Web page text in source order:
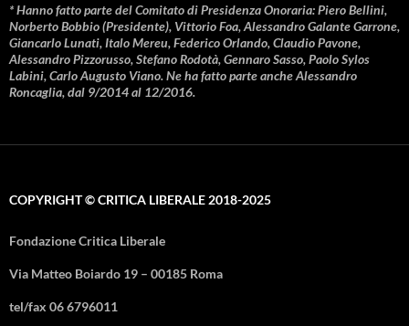
* Hanno fatto parte del Comitato di Presidenza Onoraria: Piero Bellini,
Norberto Bobbio (Presidente), Vittorio Foa, Alessandro Galante Garrone,
Giancarlo Lunati, Italo Mereu, Federico Orlando, Claudio Pavone,
Alessandro Pizzorusso, Stefano Rodotà, Gennaro Sasso, Paolo Sylos
Labini, Carlo Augusto Viano. Ne ha fatto parte anche Alessandro
Roncaglia, dal 9/2014 al 12/2016.
COPYRIGHT © CRITICA LIBERALE 2018-2025
Fondazione Critica Liberale
Via Matteo Boiardo 19 – 00185 Roma
tel/fax 06 6796011